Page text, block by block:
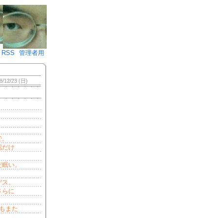
♪)÷2
RSS 管理者用
12/23 (日)
だけ
い。
。
らに
また